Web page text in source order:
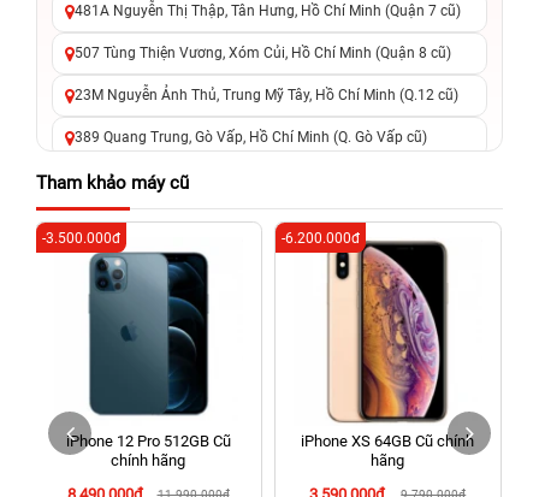
481A Nguyễn Thị Thập, Tân Hưng, Hồ Chí Minh (Quận 7 cũ)
507 Tùng Thiện Vương, Xóm Củi, Hồ Chí Minh (Quận 8 cũ)
23M Nguyễn Ảnh Thủ, Trung Mỹ Tây, Hồ Chí Minh (Q.12 cũ)
389 Quang Trung, Gò Vấp, Hồ Chí Minh (Q. Gò Vấp cũ)
625 - 625A Âu Cơ, Tân Phú, Hồ Chí Minh (Quận Tân Phú cũ)
326 Lê Văn Việt, Tăng Nhơn Phú, Hồ Chí Minh (Q.9 TP. Thủ
Đức cũ)
256 Võ Văn Ngân, Thủ Đức, Hồ Chí Minh (Bình Thọ, TP. Thủ
70 Nguyễn An Ninh, Dĩ An, Hồ Chí Minh (Bình Dương Cũ)
24h Vũng Tàu: 162A Ba Cu, Vũng Tàu, Hồ Chí Minh (TP. Vũng
Tàu cũ)
198 Hoàng Văn Thụ, Tân Sơn Nhất, Hồ Chí Minh (Tân Bình
Tham khảo máy cũ
iPhone 12 Pro 512GB Cũ
chính hãng
11.990.000đ
-3.500.000đ
iPhone XS 64GB Cũ chính
hãng
9.790.000đ
-6.200.000đ